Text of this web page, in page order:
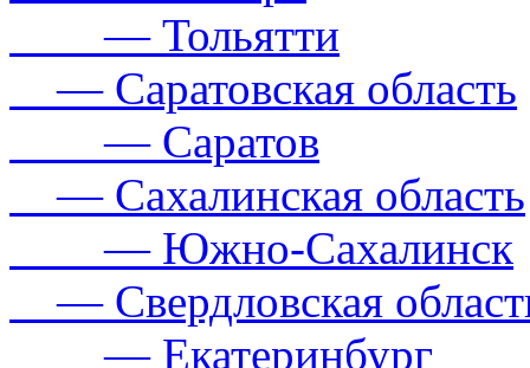
— Тольятти
— Саратовская область
— Саратов
— Сахалинская область
— Южно-Сахалинск
— Свердловская
— Екатеринбург